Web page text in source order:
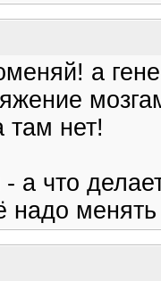
а
там нет!
а что
надо